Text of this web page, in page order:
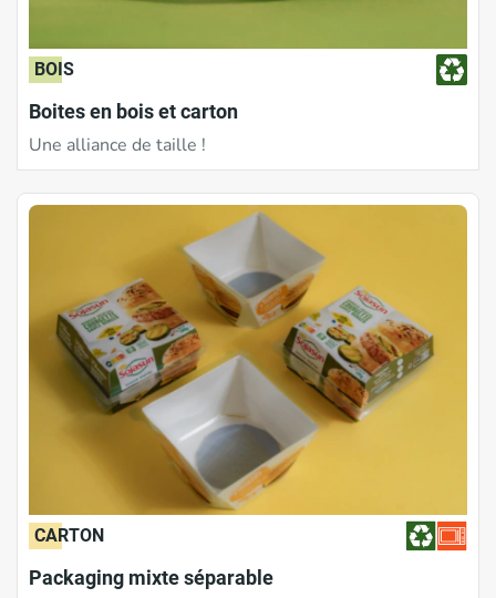
BOIS
Boites en bois et carton
Une alliance de taille !
CARTON
Packaging mixte séparable